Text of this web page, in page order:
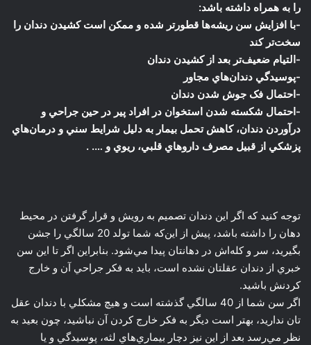
را به همراه داشته باشد:
-با افزايش سن ريشه‌ها قطورتر شده و ممکن است کشيدن دندان را
سخت‌تر کند
-التيام ضعيف‌تر بعد از کشيدن دندان
-پوسيدگي دندان‌هاي مجاور
-احتمال فک جوش شدن دندان
-احتمال شکسته شدن استخوان در افراد پير در حين جراحي و
درآوردن دندان، کاهش تحمل بيمار به دليل شرايط سني و درمان‌هاي
پزشکي از قبيل مصرف داروهاي قلبي، ريوي و …. .
توجه كنيد كه اگر اين دندان تصميم به رويش و قرار گرفتن در محيط
دهان را داشته باشد، پيش از اين‌كه شما تولد 20 سالگي را جشن
بگيريد، سر و كله‌اش در دهانتان پيدا مي‌شود. بنابراين اگر تا اين سن
خبري از دندان عقلتان نشده است، بايد به فكر جراحي آن و خارج
كردنش باشيد.
اگر سن شما از 40 سالگي گذشته است و هيچ مشكلي با دندان عقل
تان نداريد، بهتر است ديگر به فكر خارج كردن آن نباشيد، چون بعيد به
نظر مي‌رسد بعد از اين نيز دچار بيماري‌هاي لثه، پوسيدگي و يا